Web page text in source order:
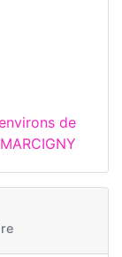
de
MARCIGNY